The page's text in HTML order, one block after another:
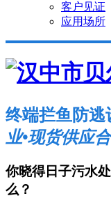
客户见证
应用场所
终端拦鱼防逃
业•现货供应
你晓得日子污水
么？